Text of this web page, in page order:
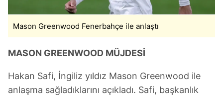
Mason Greenwood Fenerbahçe ile anlaştı
MASON GREENWOOD MÜJDESİ
Hakan Safi, İngiliz yıldız Mason Greenwood ile
anlaşma sağladıklarını açıkladı. Safi, başkanlık